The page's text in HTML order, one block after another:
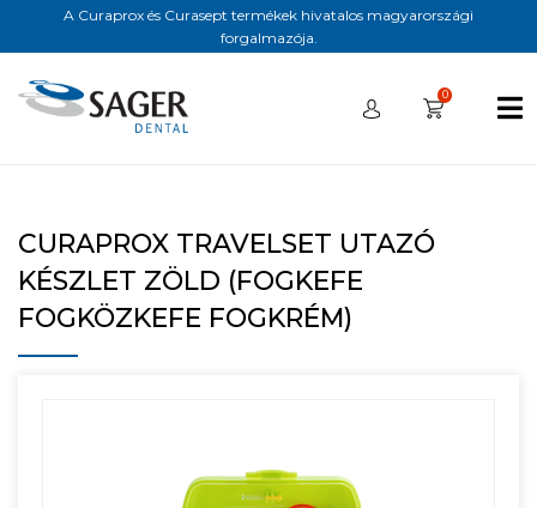
A Curaprox és Curasept termékek hivatalos magyarországi
forgalmazója.
0
CURAPROX TRAVELSET UTAZÓ
KÉSZLET ZÖLD (FOGKEFE
FOGKÖZKEFE FOGKRÉM)